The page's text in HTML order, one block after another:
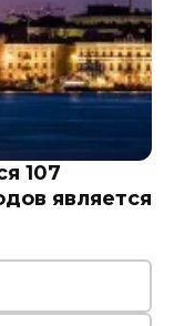
107
является